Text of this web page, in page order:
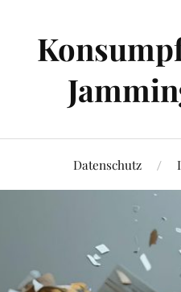
Datenschutz